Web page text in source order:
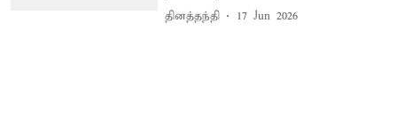
தினத்தந்தி 17 Jun 2026